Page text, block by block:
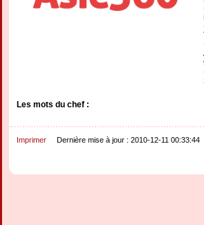
Les mots du chef :
Imprimer Dernière mise à jour : 2010-12-11 00:33:44